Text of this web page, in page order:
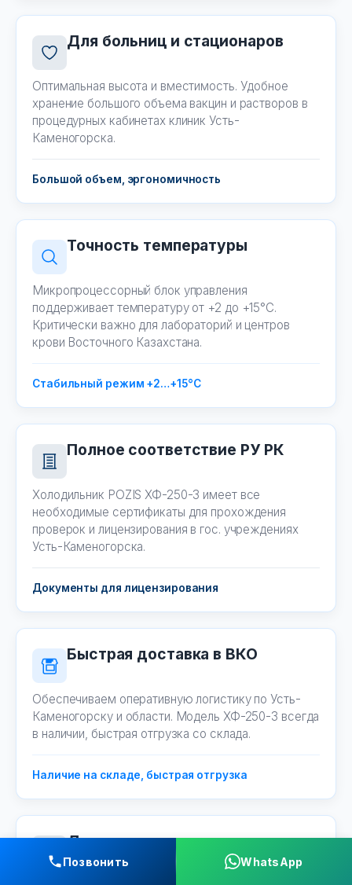
Позвонить WhatsApp
Для больниц и стационаров
Оптимальная высота и вместимость. Удобное
хранение большого объема вакцин и растворов в
процедурных кабинетах клиник Усть-
Каменогорска.
Большой объем, эргономичность
Точность температуры
Микропроцессорный блок управления
поддерживает температуру от +2 до +15°C.
Критически важно для лабораторий и центров
крови Восточного Казахстана.
Стабильный режим +2…+15°C
Полное соответствие РУ РК
Холодильник POZIS ХФ-250-3 имеет все
необходимые сертификаты для прохождения
проверок и лицензирования в гос. учреждениях
Усть-Каменогорска.
Документы для лицензирования
Быстрая доставка в ВКО
Обеспечиваем оперативную логистику по Усть-
Каменогорску и области. Модель ХФ-250-3 всегда
в наличии, быстрая отгрузка со склада.
Наличие на складе, быстрая отгрузка
Для ветклиник региона